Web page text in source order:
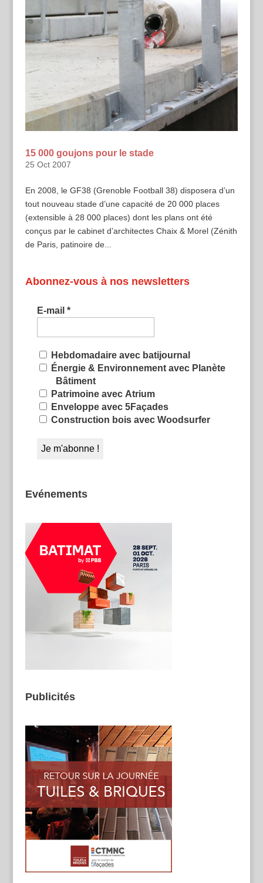
15 000 goujons pour le stade
25 Oct 2007
En 2008, le GF38 (Grenoble Football 38) disposera d’un
tout nouveau stade d’une capacité de 20 000 places
(extensible à 28 000 places) dont les plans ont été
conçus par le cabinet d’architectes Chaix & Morel (Zénith
de Paris, patinoire de...
Abonnez-vous à nos newsletters
E-mail *
Hebdomadaire avec batijournal
Énergie & Environnement avec Planète
Bâtiment
Patrimoine avec Atrium
Enveloppe avec 5Façades
Construction bois avec Woodsurfer
Evénements
Publicités